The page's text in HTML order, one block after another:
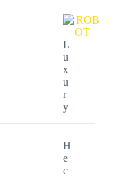
L
u
x
u
r
y
H
e
c